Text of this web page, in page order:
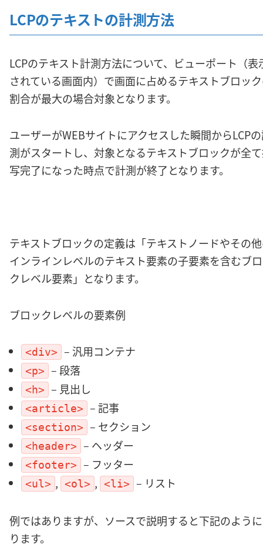
LCPのテキストの計測方法
LCPのテキスト計測方法について、ビューポート（表
されている画面内）で画面に占めるテキストブロッ
割合が最大の場合対象となります。
ユーザーがWEBサイトにアクセスした瞬間からLCP
測がスタートし、対象となるテキストブロックが全
写完了になった時点で計測が終了となります。
テキストブロックの定義は「テキストノードやその
インラインレベルのテキスト要素の子要素を含むブ
クレベル要素」となります。
ブロックレベルの要素例
<div> – 汎用コンテナ
<p> – 段落
<h> – 見出し
<article> – 記事
<section> – セクション
<header> – ヘッダー
<footer> – フッター
<ul> , <ol> , <li> – リスト
例ではありますが、ソースで説明すると下記のよう
ります。